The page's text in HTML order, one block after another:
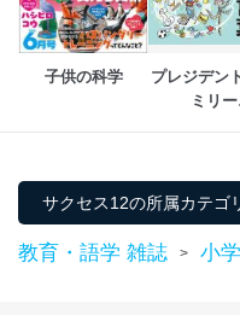
制定：2005年4月1日
株式会社富士山マガジ
個人情報の取扱いに
当社は以下の個人情報
護管理者の責任のもと
用・提供・管理いたし
子供の科学
プレジデン
ミリー
サクセス12の所属カテゴ
教育・語学 雑誌 > 小